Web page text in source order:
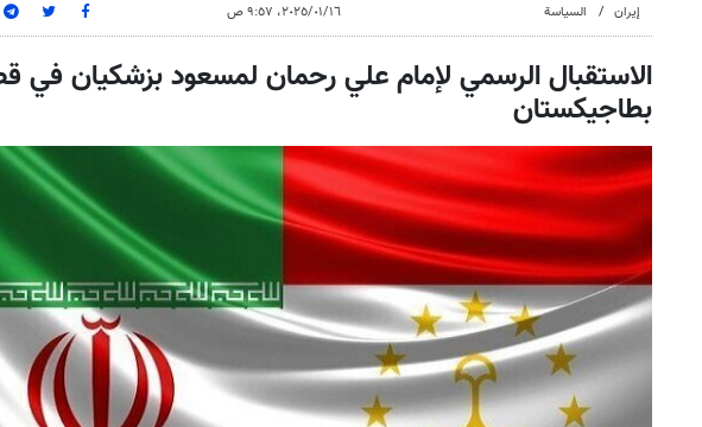
إيران السياسة ١٦‏/٠١‏/٢٠٢٥، ٩:٥٧ ص
الاستقبال الرسمي لإمام علي رحمان لمسعود بزشكيان في
بطاجيكستان